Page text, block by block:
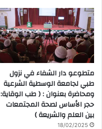
متطوعو دار الشفاء في نزول
طبي لجامعة الوسطية الشرعية
ومحاضرة بعنوان : ( طب الوقاية:
حجر الأساس لصحة المجتمعات
بين العلم والشريعة )
18/02/2025